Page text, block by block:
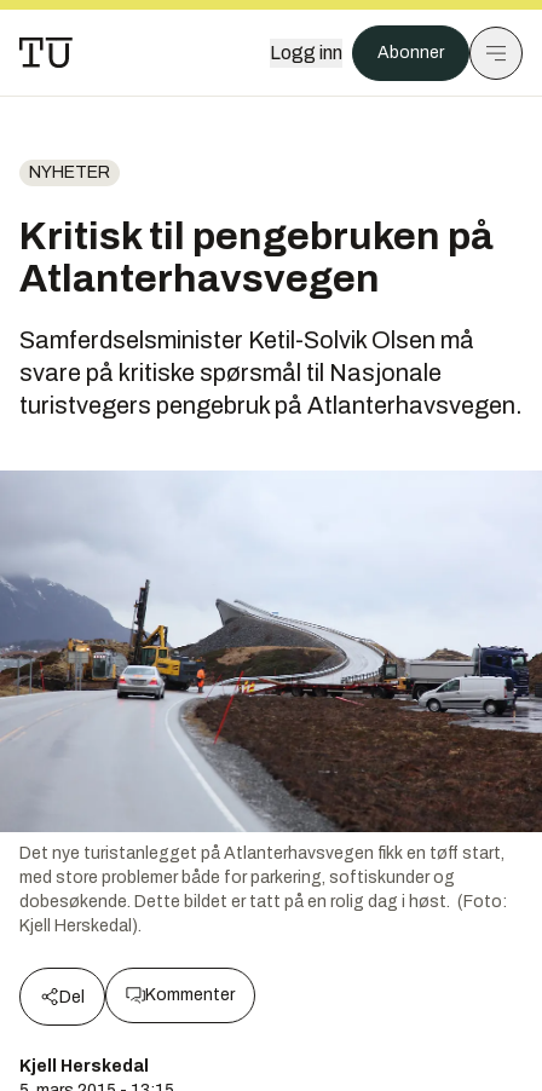
Logg inn Abonner
NYHETER
Kritisk til pengebruken på
Atlanterhavsvegen
Samferdselsminister Ketil-Solvik Olsen må
svare på kritiske spørsmål til Nasjonale
turistvegers pengebruk på Atlanterhavsvegen.
Det nye turistanlegget på Atlanterhavsvegen fikk en tøff start,
med store problemer både for parkering, softiskunder og
dobesøkende. Dette bildet er tatt på en rolig dag i høst. (Foto:
Kjell Herskedal).
Del Kommenter
Kjell Herskedal